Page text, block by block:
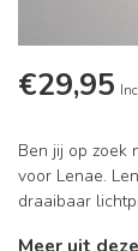
€29,95
Ben jij op zoek
voor Lenae.
draaibaar
Meer uit